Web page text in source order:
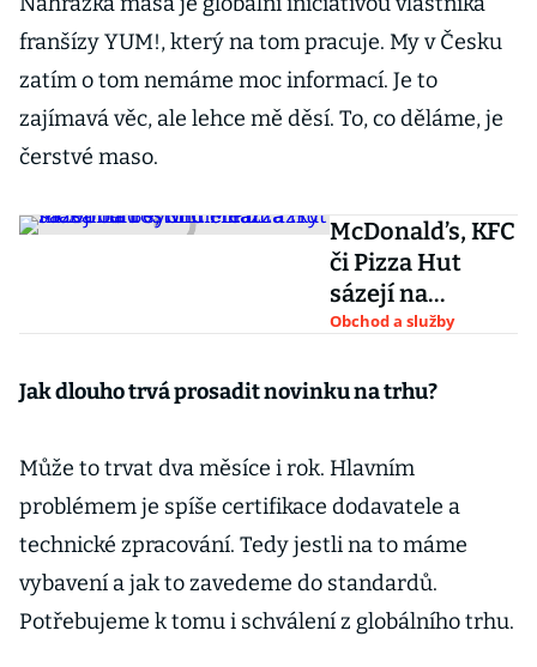
franšízy YUM!, který na tom pracuje. My v Česku
zatím o tom nemáme moc informací. Je to
zajímavá věc, ale lehce mě děsí. To, co děláme, je
čerstvé maso.
McDonald’s, KFC
či Pizza Hut
sázejí na
rostlinné
od Beyond Meat
Obchod a služby
Jak dlouho trvá prosadit novinku na trhu?
Může to trvat dva měsíce i rok. Hlavním
problémem je spíše certifikace dodavatele a
technické zpracování. Tedy jestli na to máme
vybavení a jak to zavedeme do standardů.
Potřebujeme k tomu i schválení z globálního trhu.